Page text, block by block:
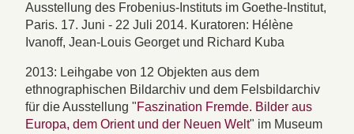
Ausstellung des Frobenius-Instituts im Goethe-Institut,
Paris. 17. Juni - 22 Juli 2014. Kuratoren: Hélène
Ivanoff, Jean-Louis Georget und Richard Kuba
2013: Leihgabe von 12 Objekten aus dem
ethnographischen Bildarchiv und dem Felsbildarchiv
für die Ausstellung "Faszination Fremde. Bilder aus
Europa, dem Orient und der Neuen Welt" im Museum